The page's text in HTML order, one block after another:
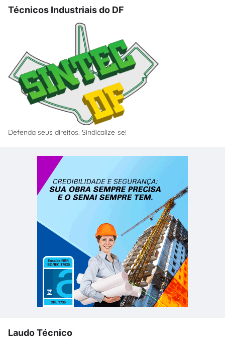
Técnicos Industriais do DF
Defenda seus direitos. Sindicalize-se!
Laudo Técnico